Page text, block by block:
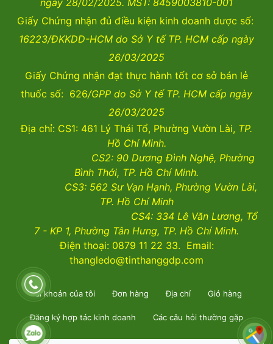
ngày 28/02/2025. MST: 8459003810-001
Giấy Chứng nhận đủ điều kiện kinh doanh dược số:
16223/ĐKKDD-HCM do Sở Y tế TP. HCM cấp ngày
26/03/2025
Giấy Chứng nhận đạt thực hành tốt cơ sở bán lẻ
/GPP do Sở Y tế TP. HCM cấp ngày
26/03/2025
Địa chỉ: CS1: 461 Lý Thái Tổ, Phường Vườn Lài,
Hồ Chí Minh.
CS2:90 Dương Đình Nghệ, Phường
Bình Thới, TP. Hồ Chí Minh.
562 Sư Vạn Hạnh, Phường Vườn Lài
TP. Hồ Chí Minh
CS4:334 Lê Văn Lương, Tổ
7 - KP 1, Phường Tân Hưng, TP. Hồ Chí Minh.
Điện thoại: 0879 11 22 33. Email:
Đăng ký hợp tác kinh doanh Các câu hỏi thường gặp